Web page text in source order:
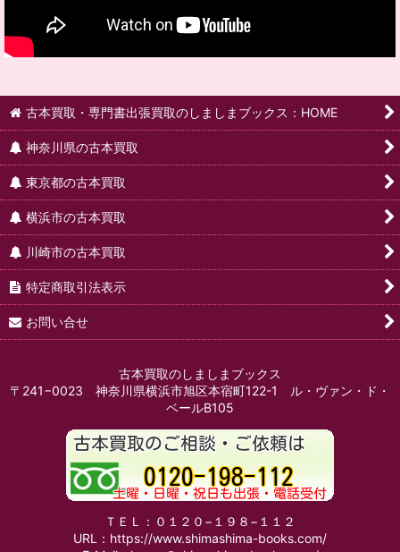
古本買取・専門書出張買取のしましまブックス：HOME
神奈川県の古本買取
東京都の古本買取
横浜市の古本買取
川崎市の古本買取
特定商取引法表示
お問い合せ
古本買取のしましまブックス
〒241−0023 神奈川県横浜市旭区本宿町122-1 ル・ヴァン・ド・
ベールB105
ＴＥＬ：０１２０−１９８−１１２
URL：https://www.shimashima-books.com/